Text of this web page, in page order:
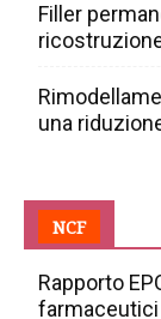
Filler
una
NCF
Rapporto
farmaceutici